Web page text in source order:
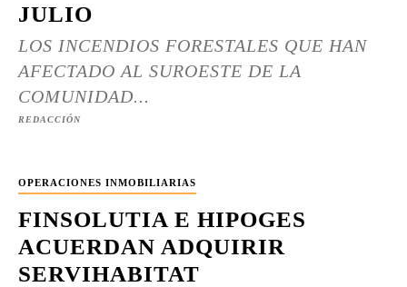
JULIO
LOS INCENDIOS FORESTALES QUE HAN
AFECTADO AL SUROESTE DE LA
COMUNIDAD...
REDACCIÓN
OPERACIONES INMOBILIARIAS
FINSOLUTIA E HIPOGES
ACUERDAN ADQUIRIR
SERVIHABITAT